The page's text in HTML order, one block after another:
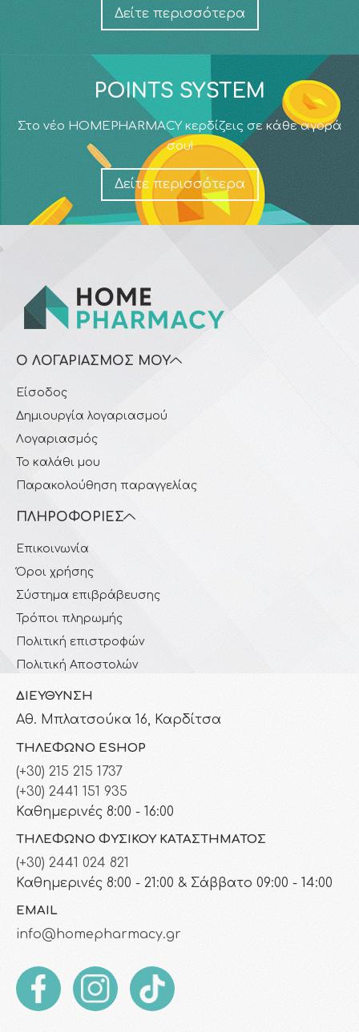
Δείτε περισσότερα
POINTS SYSTEM
Στο νέο HOMEPHARMACY κερδίζεις σε κάθε αγορά
σου!
Δείτε περισσότερα
Ο ΛΟΓΑΡΙΑΣΜΌΣ ΜΟΥ
Είσοδος
Δημιουργία λογαριασμού
Λογαριασμός
Το καλάθι μου
Παρακολούθηση παραγγελίας
ΠΛΗΡΟΦΟΡΊΕΣ
Επικοινωνία
Όροι χρήσης
Σύστημα επιβράβευσης
Τρόποι πληρωμής
Πολιτική επιστροφών
Πολιτική Αποστολών
ΔΙΕΎΘΥΝΣΗ
Αθ. Μπλατσούκα 16, Καρδίτσα
ΤΗΛΈΦΩΝΟ ESHOP
(+30) 215 215 1737
(+30) 2441 151 935
Καθημερινές 8:00 - 16:00
ΤΗΛΈΦΩΝΟ ΦΥΣΙΚΟΎ ΚΑΤΑΣΤΉΜΑΤΟΣ
(+30) 2441 024 821
Καθημερινές 8:00 - 21:00 & Σάββατο 09:00 - 14:00
EMAIL
info@homepharmacy.gr